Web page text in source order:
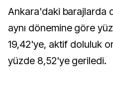
Ankara'daki barajlarda doluluk oranı geçen yılın
aynı dönemine göre
19,42'ye, aktif doluluk
yüzde 8,52'ye geriledi.